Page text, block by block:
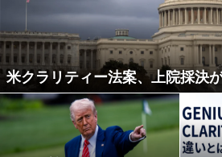
米クラリティー法案、上院採決